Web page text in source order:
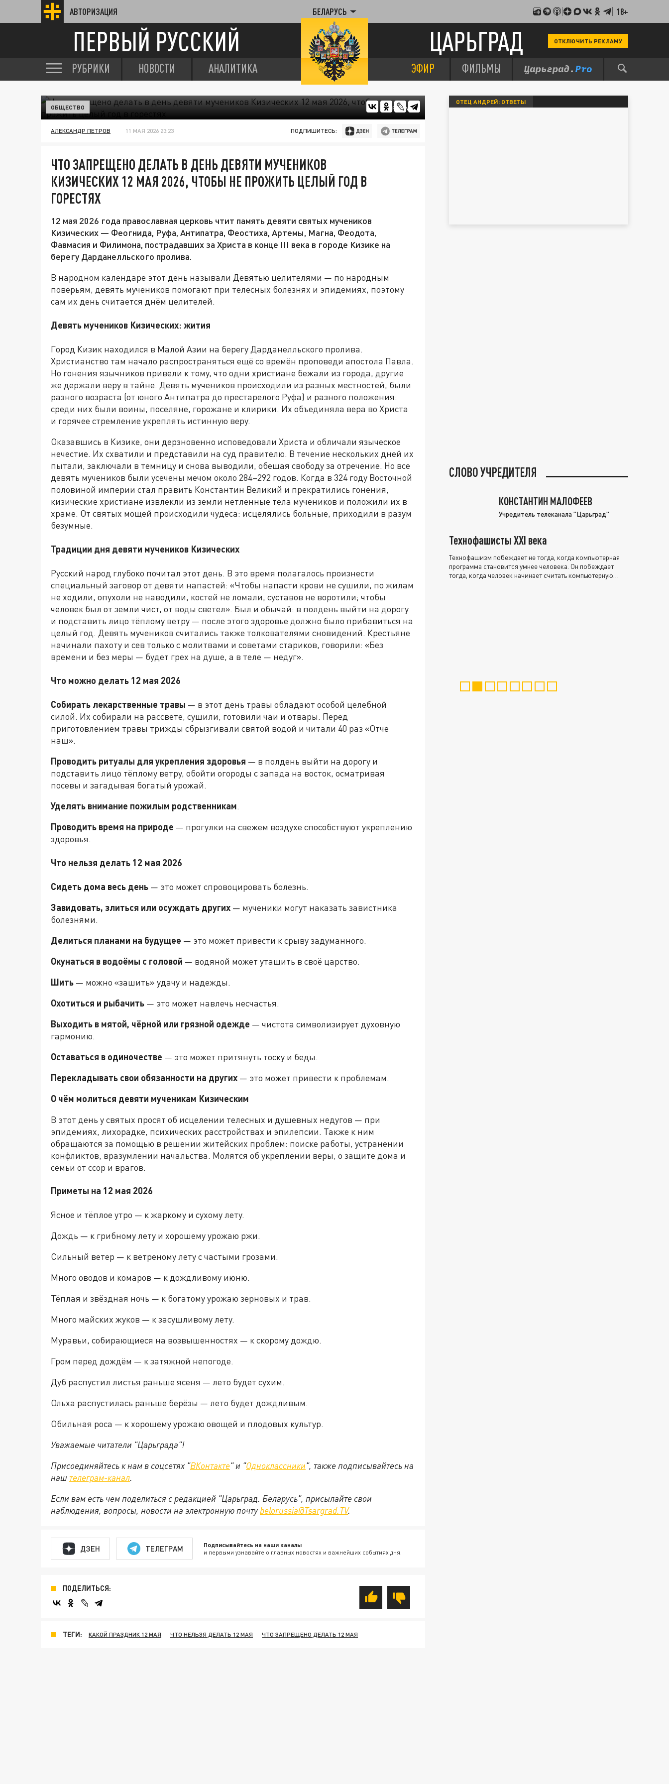
АВТОРИЗАЦИЯ БЕЛАРУСЬ 18+
ПЕРВЫЙ РУССКИЙ ЦАРЬГРАД ОТКЛЮЧИТЬ РЕКЛАМУ
РУБРИКИ НОВОСТИ АНАЛИТИКА ЭФИР ФИЛЬМЫ
ЦАРЬГРАД
ОБЩЕСТВО
АЛЕКСАНДР ПЕТРОВ 11 МАЯ 2026 23:23 ПОДПИШИТЕСЬ:
ЧТО ЗАПРЕЩЕНО ДЕЛАТЬ В ДЕНЬ ДЕВЯТИ МУЧЕНИКОВ
КИЗИЧЕСКИХ 12 МАЯ 2026, ЧТОБЫ НЕ ПРОЖИТЬ ЦЕЛЫЙ ГОД В
ГОРЕСТЯХ
12 мая 2026 года православная церковь чтит память девяти святых мучеников
Кизических — Феогнида, Руфа, Антипатра, Феостиха, Артемы, Магна, Феодота,
Фавмасия и Филимона, пострадавших за Христа в конце III века в городе Кизике на
берегу Дарданелльского пролива.
В народном календаре этот день называли Девятью целителями — по народным
поверьям, девять мучеников помогают при телесных болезнях и эпидемиях, поэтому
сам их день считается днём целителей.
Девять мучеников Кизических: жития
Город Кизик находился в Малой Азии на берегу Дарданелльского пролива.
Христианство там начало распространяться ещё со времён проповеди апостола Павла.
Но гонения язычников привели к тому, что одни христиане бежали из города, другие
же держали веру в тайне. Девять мучеников происходили из разных местностей, были
разного возраста (от юного Антипатра до престарелого Руфа) и разного положения:
среди них были воины, поселяне, горожане и клирики. Их объединяла вера во Христа
и горячее стремление укреплять истинную веру.
Оказавшись в Кизике, они дерзновенно исповедовали Христа и обличали языческое
нечестие. Их схватили и представили на суд правителю. В течение нескольких дней их
пытали, заключали в темницу и снова выводили, обещая свободу за отречение. Но все
девять мучеников были усечены мечом около 284–292 годов. Когда в 324 году Восточной
половиной империи стал править Константин Великий и прекратились гонения,
кизические христиане извлекли из земли нетленные тела мучеников и положили их в
храме. От святых мощей происходили чудеса: исцелялись больные, приходили в разум
безумные.
Традиции дня девяти мучеников Кизических
Русский народ глубоко почитал этот день. В это время полагалось произнести
специальный заговор от девяти напастей: «Чтобы напасти крови не сушили, по жилам
не ходили, опухоли не наводили, костей не ломали, суставов не воротили; чтобы
человек был от земли чист, от воды светел». Был и обычай: в полдень выйти на дорогу
и подставить лицо тёплому ветру — после этого здоровье должно было прибавиться на
целый год. Девять мучеников считались также толкователями сновидений. Крестьяне
начинали пахоту и сев только с молитвами и советами стариков, говорили: «Без
времени и без меры — будет грех на душе, а в теле — недуг».
Что можно делать 12 мая 2026
Собирать лекарственные травы — в этот день травы обладают особой целебной
силой. Их собирали на рассвете, сушили, готовили чаи и отвары. Перед
приготовлением травы трижды сбрызгивали святой водой и читали 40 раз «Отче
наш».
Проводить ритуалы для укрепления здоровья — в полдень выйти на дорогу и
подставить лицо тёплому ветру, обойти огороды с запада на восток, осматривая
посевы и загадывая богатый урожай.
Уделять внимание пожилым родственникам.
Проводить время на природе — прогулки на свежем воздухе способствуют укреплению
здоровья.
Что нельзя делать 12 мая 2026
Сидеть дома весь день — это может спровоцировать болезнь.
Завидовать, злиться или осуждать других — мученики могут наказать завистника
болезнями.
Делиться планами на будущее — это может привести к срыву задуманного.
Окунаться в водоёмы с головой — водяной может утащить в своё царство.
Шить — можно «зашить» удачу и надежды.
Охотиться и рыбачить — это может навлечь несчастья.
Выходить в мятой, чёрной или грязной одежде — чистота символизирует духовную
гармонию.
Оставаться в одиночестве — это может притянуть тоску и беды.
Перекладывать свои обязанности на других — это может привести к проблемам.
О чём молиться девяти мученикам Кизическим
В этот день у святых просят об исцелении телесных и душевных недугов — при
эпидемиях, лихорадке, психических расстройствах и эпилепсии. Также к ним
обращаются за помощью в решении житейских проблем: поиске работы, устранении
конфликтов, вразумлении начальства. Молятся об укреплении веры, о защите дома и
семьи от ссор и врагов.
Приметы на 12 мая 2026
Ясное и тёплое утро — к жаркому и сухому лету.
Дождь — к грибному лету и хорошему урожаю ржи.
Сильный ветер — к ветреному лету с частыми грозами.
Много оводов и комаров — к дождливому июню.
Тёплая и звёздная ночь — к богатому урожаю зерновых и трав.
Много майских жуков — к засушливому лету.
Муравьи, собирающиеся на возвышенностях — к скорому дождю.
Гром перед дождём — к затяжной непогоде.
Дуб распустил листья раньше ясеня — лето будет сухим.
Ольха распустилась раньше берёзы — лето будет дождливым.
Обильная роса — к хорошему урожаю овощей и плодовых культур.
Уважаемые читатели "Царьграда"!
Присоединяйтесь к нам в соцсетях "ВКонтакте" и "Одноклассники", также подписывайтесь на
наш телеграм-канал.
Если вам есть чем поделиться с редакцией "Царьград. Беларусь", присылайте свои
наблюдения, вопросы, новости на электронную почту belorussia@Tsargrad.TV.
ДЗЕН ТЕЛЕГРАМ Подписывайтесь на наши каналы
и первыми узнавайте о главных новостях и важнейших событиях дня.
ПОДЕЛИТЬСЯ:
ТЕГИ: КАКОЙ ПРАЗДНИК 12 МАЯ ЧТО НЕЛЬЗЯ ДЕЛАТЬ 12 МАЯ ЧТО ЗАПРЕЩЕНО ДЕЛАТЬ 12 МАЯ
ОТЕЦ АНДРЕЙ: ОТВЕТЫ
СЛОВО УЧРЕДИТЕЛЯ
КОНСТАНТИН МАЛОФЕЕВ
Учредитель телеканала "Царьград"
Технофашисты XXI века
Технофашизм побеждает не тогда, когда компьютерная
программа становится умнее человека. Он побеждает
тогда, когда человек начинает считать компьютерную